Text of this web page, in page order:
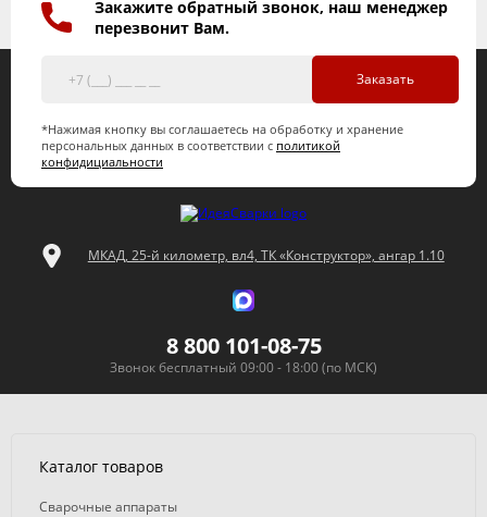
Закажите обратный звонок, наш менеджер
перезвонит Вам.
Заказать
*Нажимая кнопку вы соглашаетесь на обработку и хранение
персональных данных в соответствии с политикой
конфидициальности
МКАД, 25-й километр, вл4, ТК «Конструктор», ангар 1.10
8 800 101-08-75
Звонок бесплатный 09:00 - 18:00 (по МСК)
Каталог товаров
Сварочные аппараты